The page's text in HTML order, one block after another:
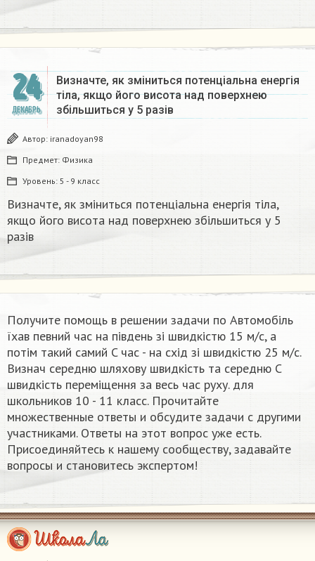
24
ДЕКАБРЬ
Визначте, як зміниться потенціальна енергія
тіла, якщо його висота над поверхнею
збільшиться у 5 разів
Автор: iranadoyan98
Предмет: Физика
Уровень: 5 - 9 класс
Визначте, як зміниться потенціальна енергія тіла,
якщо його висота над поверхнею збільшиться у 5
разів
Получите помощь в решении задачи по Автомобіль
їхав певний час на південь зі швидкістю 15 м/c, а
потім такий самий C час - на схід зі швидкістю 25 м/c.
Визнач середню шляхову швидкість та середню C
швидкість переміщення за весь час руху. для
школьников 10 - 11 класс. Прочитайте
множественные ответы и обсудите задачи с другими
участниками. Ответы на этот вопрос уже есть.
Присоединяйтесь к нашему сообществу, задавайте
вопросы и становитесь экспертом!